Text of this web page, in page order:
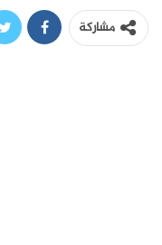
مشاركة